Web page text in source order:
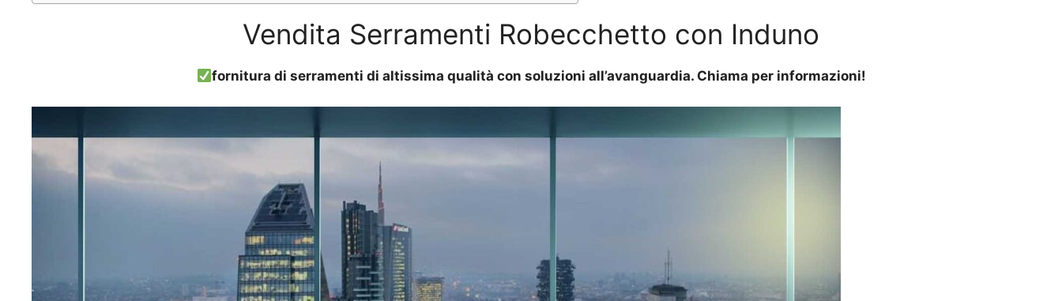
Vendita Serramenti Robecchetto con Induno
fornitura di serramenti di altissima qualità con soluzioni all’avanguardia. Chiama per informazioni!